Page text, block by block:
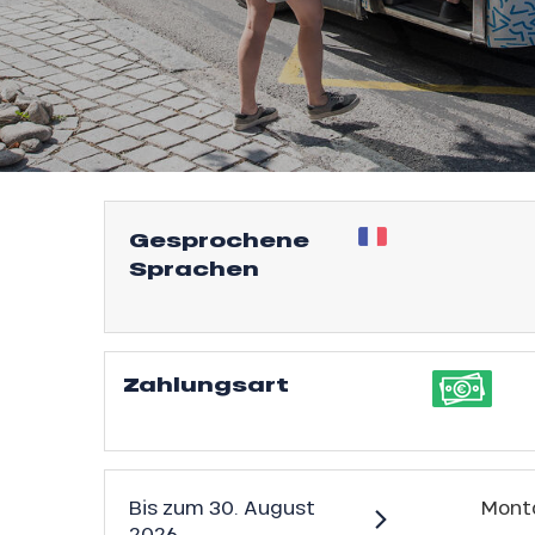
Gesprochene
Sprachen
Zahlungsart
Bis zum 30. August